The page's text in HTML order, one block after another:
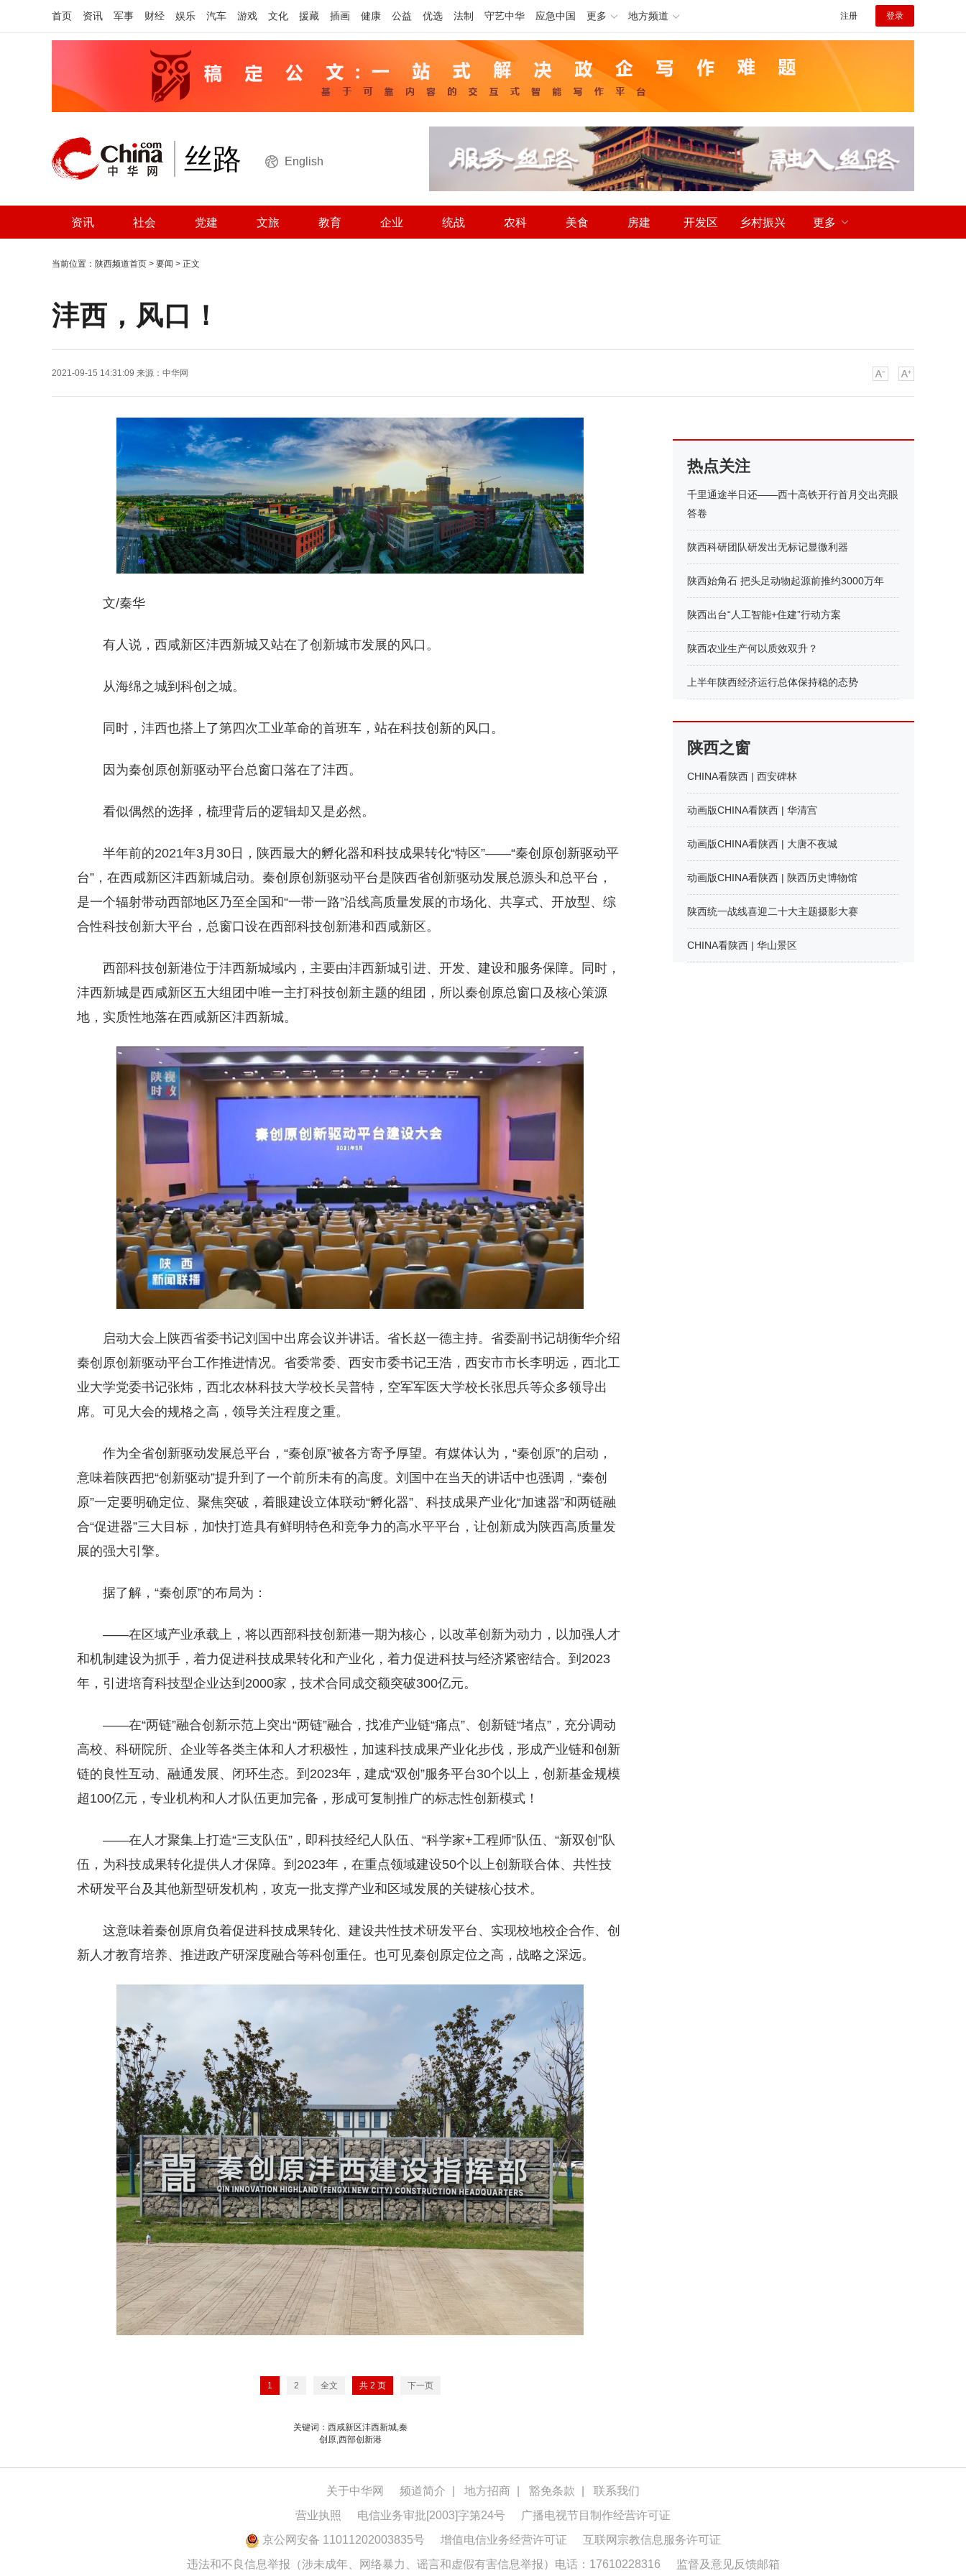
首页 资讯 军事 财经 娱乐 汽车 游戏 文化 援藏 插画 健康 公益 优选 法制 守艺中华 应急中国 更多 地方频道 注册 登录
丝路 English
资讯 社会 党建 文旅 教育 企业 统战 农科 美食 房建 开发区 乡村振兴 更多
当前位置： 陕西频道首页 > 要闻 > 正文
沣西，风口！
2021-09-15 14:31:09 来源： 中华网
文/秦华
有人说， 西咸新区沣西新城又站在了创新城市发展的风口。
从海绵之城到科创之城。
同时，沣西也搭上了第四次工业革命的首班车，站在科技创新的风口。
因为秦创原创新驱动平台总窗口落在了沣西。
看似偶然的选择，梳理背后的逻辑却又是必然。
半年前的2021年3月30日，陕西最大的孵化器和科技成果转化“特区”——“秦创原创新驱动平
台”，在西咸新区沣西新城启动。秦创原创新驱动平台是陕西省创新驱动发展总源头和总平台，
是一个辐射带动西部地区乃至全国和“一带一路”沿线高质量发展的市场化、共享式、开放型、综
合性科技创新大平台，总窗口设在西部科技创新港和西咸新区。
西部科技创新港位于沣西新城域内，主要由沣西新城引进、开发、建设和服务保障。同时，
沣西新城是西咸新区五大组团中唯一主打科技创新主题的组团，所以秦创原总窗口及核心策源
地，实质性地落在西咸新区沣西新城。
启动大会上陕西省委书记刘国中出席会议并讲话。省长赵一德主持。省委副书记胡衡华介绍
秦创原创新驱动平台工作推进情况。省委常委、西安市委书记王浩，西安市市长李明远，西北工
业大学党委书记张炜，西北农林科技大学校长吴普特，空军军医大学校长张思兵等众多领导出
席。可见大会的规格之高，领导关注程度之重。
作为全省创新驱动发展总平台，“秦创原”被各方寄予厚望。有媒体认为，“秦创原”的启动，
意味着陕西把“创新驱动”提升到了一个前所未有的高度。刘国中在当天的讲话中也强调，“秦创
原”一定要明确定位、聚焦突破，着眼建设立体联动“孵化器”、科技成果产业化“加速器”和两链融
合“促进器”三大目标，加快打造具有鲜明特色和竞争力的高水平平台，让创新成为陕西高质量发
展的强大引擎。
据了解，“秦创原”的布局为：
——在区域产业承载上，将以西部科技创新港一期为核心，以改革创新为动力，以加强人才
和机制建设为抓手，着力促进科技成果转化和产业化，着力促进科技与经济紧密结合。到2023
年，引进培育科技型企业达到2000家，技术合同成交额突破300亿元。
——在“两链”融合创新示范上突出“两链”融合，找准产业链“痛点”、创新链“堵点”，充分调动
高校、科研院所、企业等各类主体和人才积极性，加速科技成果产业化步伐，形成产业链和创新
链的良性互动、融通发展、闭环生态。到2023年，建成“双创”服务平台30个以上，创新基金规模
超100亿元，专业机构和人才队伍更加完备，形成可复制推广的标志性创新模式！
——在人才聚集上打造“三支队伍”，即科技经纪人队伍、“科学家+工程师”队伍、“新双创”队
伍，为科技成果转化提供人才保障。到2023年，在重点领域建设50个以上创新联合体、共性技
术研发平台及其他新型研发机构，攻克一批支撑产业和区域发展的关键核心技术。
这意味着秦创原肩负着促进科技成果转化、建设共性技术研发平台、实现校地校企合作、创
新人才教育培养、推进政产研深度融合等科创重任。也可见秦创原定位之高，战略之深远。
1 2 全文 共2 页 下一页
关键词：西咸新区沣西新城,秦
创原,西部创新港
热点关注
千里通途半日还——西十高铁开行首月交出亮眼
答卷
陕西科研团队研发出无标记显微利器
陕西始角石 把头足动物起源前推约3000万年
陕西出台“人工智能+住建”行动方案
陕西农业生产何以质效双升？
上半年陕西经济运行总体保持稳的态势
陕西之窗
CHINA看陕西 | 西安碑林
动画版CHINA看陕西 | 华清宫
动画版CHINA看陕西 | 大唐不夜城
动画版CHINA看陕西 | 陕西历史博物馆
陕西统一战线喜迎二十大主题摄影大赛
CHINA看陕西 | 华山景区
关于中华网 频道简介 地方招商 豁免条款
联系我们
营业执照
电信业务审批[2003]字第24号
广播电视节目制作经营许可证
京公网安备 11011202003835号
增值电信业务经营许可证
互联网宗教信息服务许可证
违法和不良信息举报（涉未成年、网络暴力、谣言和虚假有害信息举报）电话：17610228316
监督及意见反馈邮箱